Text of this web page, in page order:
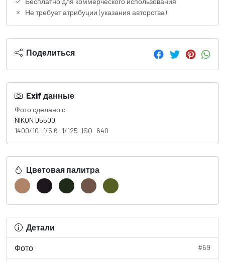
Не требует атрибуции (указания авторства)
Поделиться
Exif данные
Фото сделано с
NIKON D5500
1400/10 f/5.6 1/125 ISO 640
Цветовая палитра
Детали
Фото #69